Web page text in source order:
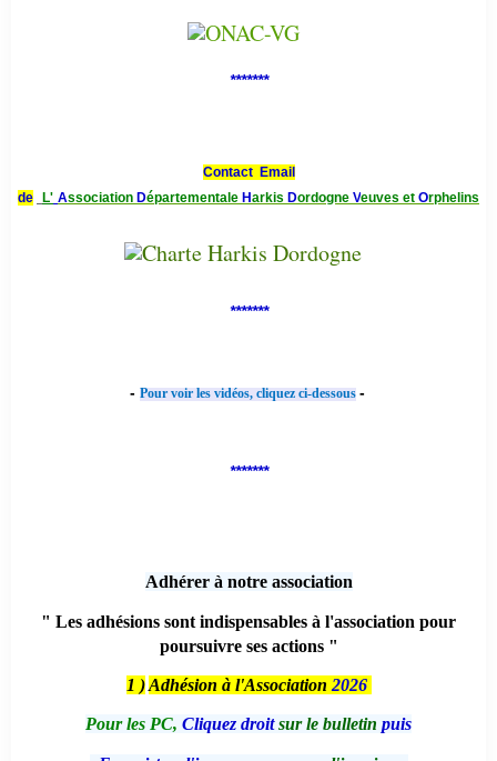
*******
Contact Email
de
L' Association Départementale Harkis Dordogne Veuves et Orphelins
*******
- Pour voir les vidéos, cliquez ci-dessous -
*******
Adhérer à notre association
" Les adhésions sont indispensables à l'association pour
poursuivre ses actions "
1 ) Adhésion à l'Association 2026
Pour les PC, Cliquez droitsur le bulletin puis